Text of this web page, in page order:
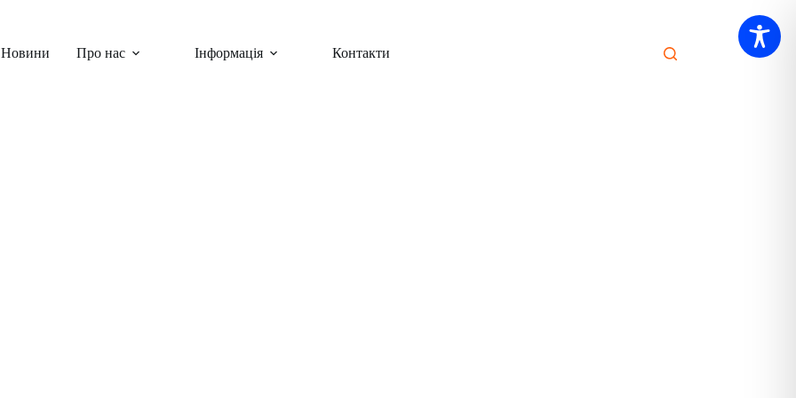
Новини Про нас Інформація Контакти